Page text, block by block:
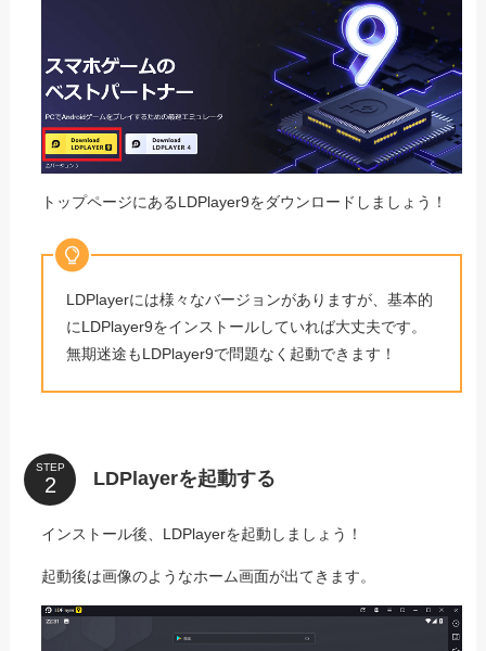
トップページにあるLDPlayer9をダウンロードしましょう！
LDPlayerには様々なバージョンがありますが、基本的
にLDPlayer9をインストールしていれば大丈夫です。
無期迷途もLDPlayer9で問題なく起動できます！
STEP
LDPlayerを起動する
インストール後、LDPlayerを起動しましょう！
起動後は画像のようなホーム画面が出てきます。